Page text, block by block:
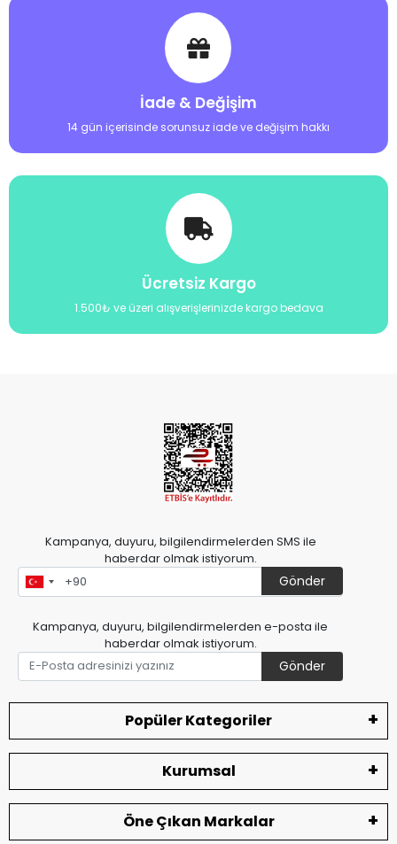
İade & Değişim
14 gün içerisinde sorunsuz iade ve değişim hakkı
Ücretsiz Kargo
1.500₺ ve üzeri alışverişlerinizde kargo bedava
Kampanya, duyuru, bilgilendirmelerden SMS ile
haberdar olmak istiyorum.
Gönder
Kampanya, duyuru, bilgilendirmelerden e-posta ile
haberdar olmak istiyorum.
Gönder
Popüler Kategoriler
Kurumsal
Öne Çıkan Markalar